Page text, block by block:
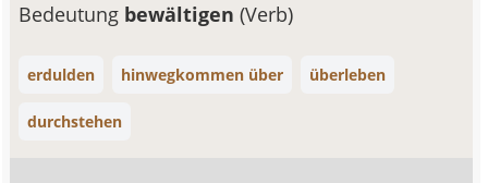
Bedeutung bewältigen(Verb)
erdulden hinwegkommen über überleben
durchstehen